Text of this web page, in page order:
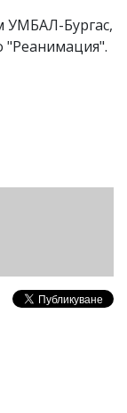
УМБАЛ-Бургас,
"Реанимация".